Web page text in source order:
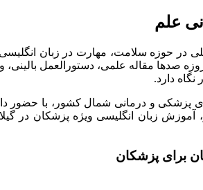
علم
در حوزه سلامت، مهارت در زبان
مقاله علمی، دستورالعمل بالینی، و
دارد.
پزشکی و درمانی شمال کشور، با حضور
آموزش زبان انگلیسی ویژه پزشکان در
برای پزشکان